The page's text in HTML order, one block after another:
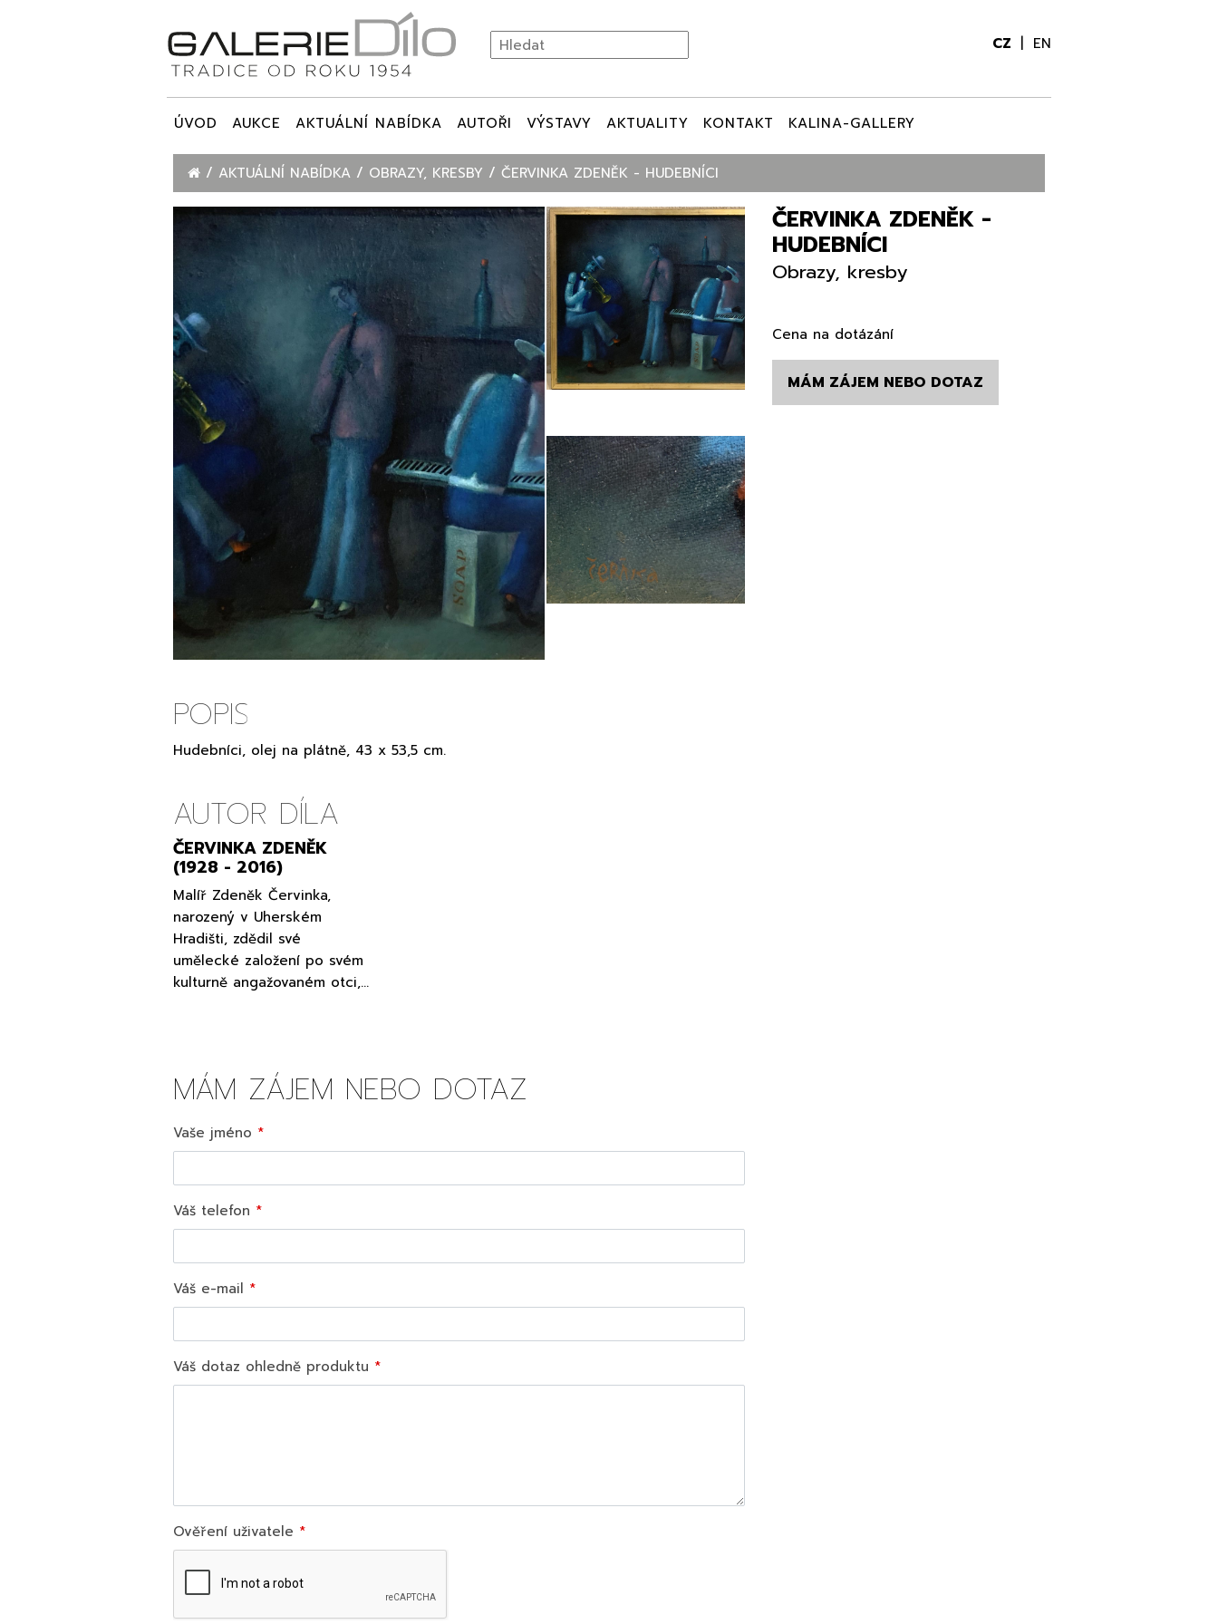
CZ EN
ÚVOD AUKCE AKTUÁLNÍ NABÍDKA AUTOŘI VÝSTAVY AKTUALITY KONTAKT KALINA-GALLERY
ČERVINKA ZDENĚK -
HUDEBNÍCI
Obrazy, kresby
Cena na dotázání
MÁM ZÁJEM NEBO DOTAZ
POPIS
Hudebníci, olej na plátně, 43 x 53,5 cm.
AUTOR DÍLA
ČERVINKA ZDENĚK
(1928 - 2016)
Malíř Zdeněk Červinka,
narozený v Uherském
Hradišti, zdědil své
umělecké založení po svém
kulturně angažovaném otci,…
MÁM ZÁJEM NEBO DOTAZ
Vaše jméno
Váš telefon
Váš e-mail
Váš dotaz ohledně produktu
Ověření uživatele
AKTUÁLNÍ NABÍDKA OBRAZY, KRESBY ČERVINKA ZDENĚK - HUDEBNÍCI